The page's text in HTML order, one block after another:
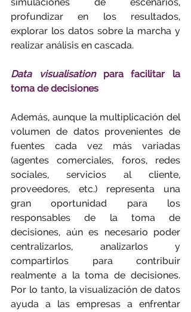
profundizar en los resultados,
explorar los datos sobre la marcha y
realizar análisis en cascada.
Data visualisation para facilitar la
toma de decisiones
Además, aunque la multiplicación del
volumen de datos provenientes de
fuentes cada vez más variadas
(agentes comerciales, foros, redes
sociales, servicios al cliente,
proveedores, etc.) representa una
gran oportunidad para los
responsables de la toma de
decisiones, aún es necesario poder
centralizarlos, analizarlos y
compartirlos para contribuir
realmente a la toma de decisiones.
Por lo tanto, la visualización de datos
ayuda a las empresas a enfrentar